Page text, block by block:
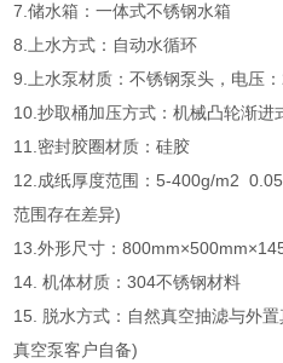
7.储水箱：一体式不锈钢水箱
8.上水方式：自动水循环
9.上水泵材质：不锈钢泵头，电压
10.抄取桶加压方式：机械凸轮渐进
11.密封胶圈材质：硅胶
12.成纸厚度范围：5-400g/m2
范围存在差异)
13.外形尺寸：
14. 机体材质：304不锈钢材料
15. 脱水方式：自然真空抽滤与外
真空泵客户自备)